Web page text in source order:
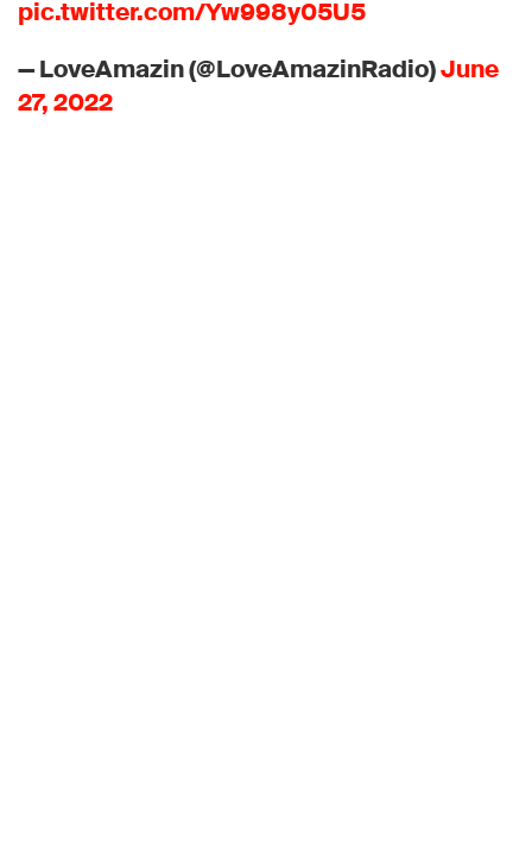
pic.twitter.com/Yw998y05U5
— LoveAmazin (@LoveAmazinRadio)June
27, 2022